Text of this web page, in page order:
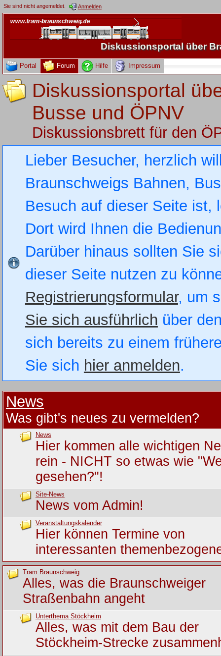
Sie sind nicht angemeldet. Anmelden
Diskussionsportal über
Portal Forum Hilfe Impressum
Diskussionsportal
Busse und ÖPNV
Diskussionsbrett für den
Lieber Besucher, herzlich
Braunschweigs Bahnen,
Besuch auf dieser Seite
Dort wird Ihnen die
Darüber hinaus sollten Sie
dieser Seite nutzen zu
Registrierungsformular, um
Sie sich ausführlich über
sich bereits zu einem
Sie sich hier anmelden.
News
Was gibt's neues zu vermelden?
News
Hier kommen alle wichtigen
rein - NICHT so etwas wie
gesehen?"!
Site-News
News vom Admin!
Veranstaltungskalender
Hier können Termine von
interessanten
Tram Braunschweig
Alles, was die Braunschweiger
Straßenbahn angeht
Unterthema Stöckheim
Alles, was mit dem Bau der
Stöckheim-Strecke